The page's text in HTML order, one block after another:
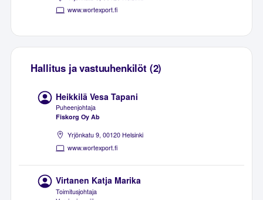
www.wortexport.fi
Hallitus ja vastuuhenkilöt (2)
Heikkilä Vesa Tapani
Puheenjohtaja
Fiskorg Oy Ab
Yrjönkatu 9, 00120 Helsinki
www.wortexport.fi
Virtanen Katja Marika
Toimitusjohtaja